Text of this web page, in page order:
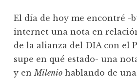
El día de hoy me encontré -
internet una nota en
de la alianza del DIA con el
supe en qué estado- una
y enMilenio hablando de